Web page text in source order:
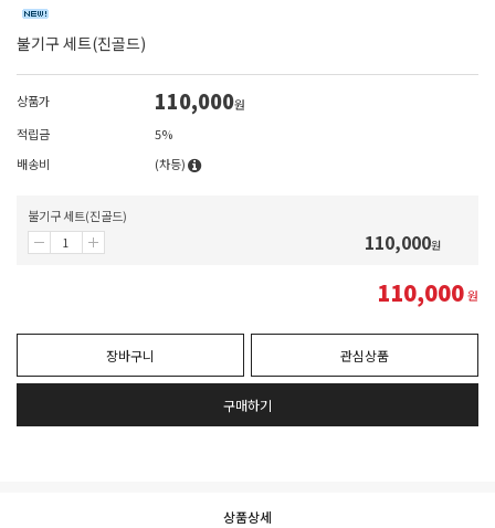
불기구 세트(진골드)
상품가 110,000원
적립금
5%
배송비
(차등)
불기구 세트(진골드)
110,000원
110,000원
장바구니 관심상품
구매하기
상품상세